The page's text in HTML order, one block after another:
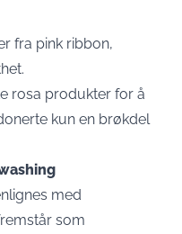
fra pink ribbon,
rosa produkter for å
kun en brøkdel
med
som